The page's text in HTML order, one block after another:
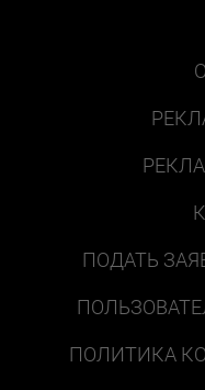
ПОДАТЬ
ПОЛИТИКА